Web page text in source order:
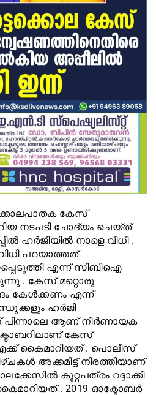
കേസ്
നടപടി ചോദ്യം ചെയ്ത്
ഹർജിയിൽ നാളെ വിധി .
പറയാത്തത്
എന്ന് സിബിഐ
. കേസ് മറ്റൊരു
കേൾക്കണം എന്ന്
ഹർജി
പിന്നാലെ ആണ് നിർണായക
കേസ്
കൈമാറിയത് . പൊലീസ്
അക്കമിട്ട് നിരത്തിയാണ്
കുറ്റപത്രം റദ്ദാക്കി
. 2019 ഓക്ടോബർ